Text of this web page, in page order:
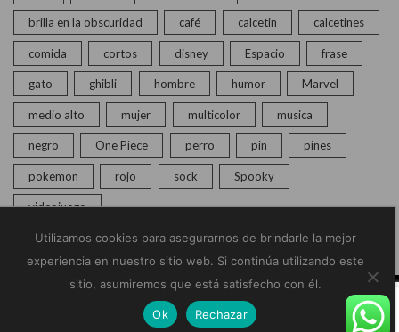
brilla en la obscuridad café calcetin calcetines
comida cortos disney Espacio frase
gato ghibli hombre humor Marvel
medio alto mujer multicolor musica
negro One Piece perro pin pines
pokemon rojo sock Spooky
videojuego
© Copyright 2020 – 2025 | Monkey Socks | Todos los
derechos reservados | Políticas de Privacidad
Calcetines Pines Chat en vivo
Utilizamos cookies para asegurarnos de brindarle la mejor
experiencia en nuestro sitio web. Si continúa utilizando este
sitio, asumiremos que está satisfecho con él.
Ok Rechazar